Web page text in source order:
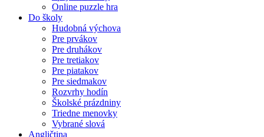
Online puzzle hra
Do školy
Hudobná výchova
Pre prvákov
Pre druhákov
Pre tretiakov
Pre piatakov
Pre siedmakov
Rozvrhy hodín
Školské prázdniny
Triedne menovky
Vybrané slová
Angličtina